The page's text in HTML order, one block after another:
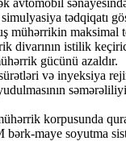
avtomobil
tədqiqatı
mühərrikin maksimal
divarının istilik
gücünü azaldır.
və inyeksiya
korpusunda
bərk-maye soyutma